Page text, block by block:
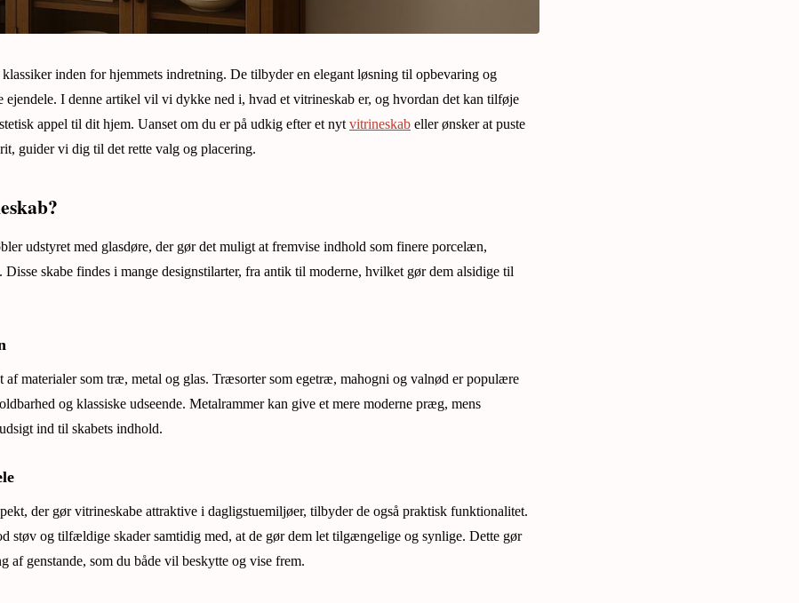
inden for hjemmets indretning. De tilbyder en elegant løsning til opbevaring og
I denne artikel vil vi dykke ned i, hvad et vitrineskab er, og hvordan det kan tilføje
appel til dit hjem. Uanset om du er på udkig efter et nyt vitrineskab eller ønsker at puste
guider vi dig til det rette valg og placering.
udstyret med glasdøre, der gør det muligt at fremvise indhold som finere porcelæn,
Disse skabe findes i mange designstilarter, fra antik til moderne, hvilket gør dem alsidige til
af materialer som træ, metal og glas. Træsorter som egetræ, mahogni og valnød er populære
og klassiske udseende. Metalrammer kan give et mere moderne præg, mens
ind til skabets indhold.
der gør vitrineskabe attraktive i dagligstuemiljøer, tilbyder de også praktisk funktionalitet.
støv og tilfældige skader samtidig med, at de gør dem let tilgængelige og synlige. Dette gør
af genstande, som du både vil beskytte og vise frem.